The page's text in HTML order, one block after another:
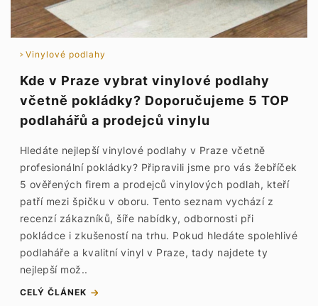
Vinylové podlahy
Kde v Praze vybrat vinylové podlahy
včetně pokládky? Doporučujeme 5 TOP
podlahářů a prodejců vinylu
Hledáte nejlepší vinylové podlahy v Praze včetně
profesionální pokládky? Připravili jsme pro vás žebříček
5 ověřených firem a prodejců vinylových podlah, kteří
patří mezi špičku v oboru. Tento seznam vychází z
recenzí zákazníků, šíře nabídky, odbornosti při
pokládce i zkušeností na trhu. Pokud hledáte spolehlivé
podlaháře a kvalitní vinyl v Praze, tady najdete ty
nejlepší mož..
CELÝ ČLÁNEK